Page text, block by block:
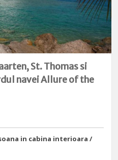
St. Thomas si
navei Allure of the
in cabina interioara /